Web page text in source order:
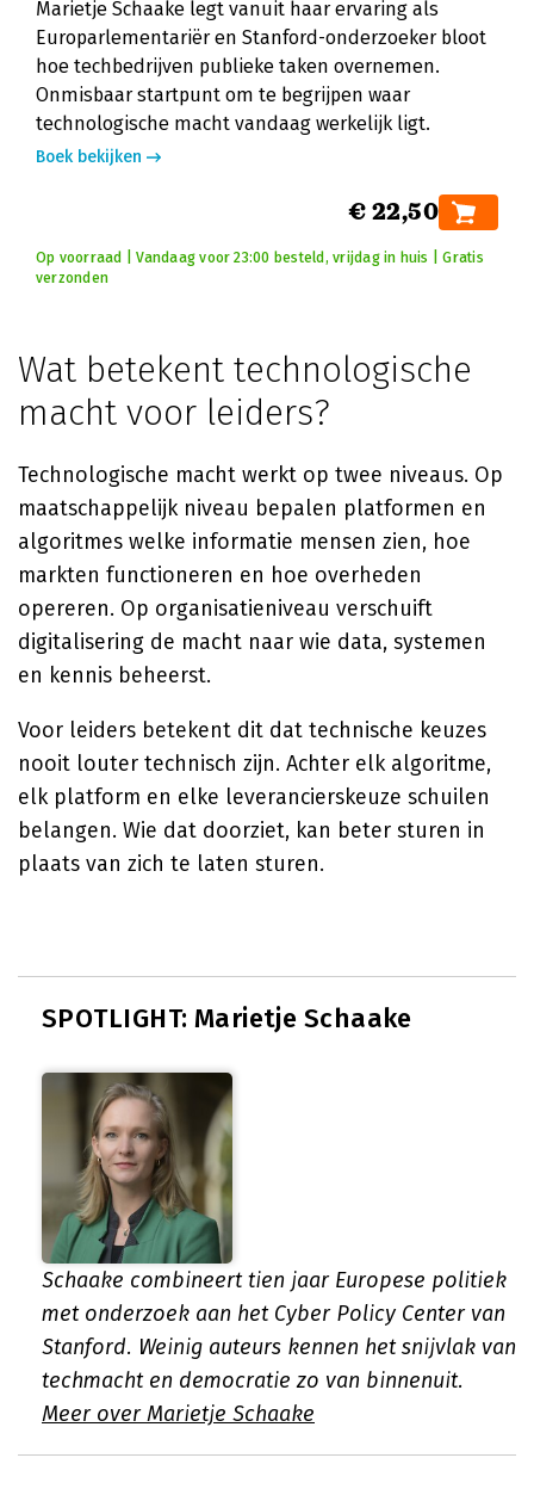
Marietje Schaake legt vanuit haar ervaring als
Europarlementariër en Stanford-onderzoeker bloot
hoe techbedrijven publieke taken overnemen.
Onmisbaar startpunt om te begrijpen waar
technologische macht vandaag werkelijk ligt.
Boek bekijken
€ 22,50
Op voorraad | Vandaag voor 23:00 besteld, vrijdag in huis | Gratis
verzonden
Wat betekent technologische
macht voor leiders?
Technologische macht werkt op twee niveaus. Op
maatschappelijk niveau bepalen platformen en
algoritmes welke informatie mensen zien, hoe
markten functioneren en hoe overheden
opereren. Op organisatieniveau verschuift
digitalisering de macht naar wie data, systemen
en kennis beheerst.
Voor leiders betekent dit dat technische keuzes
nooit louter technisch zijn. Achter elk algoritme,
elk platform en elke leverancierskeuze schuilen
belangen. Wie dat doorziet, kan beter sturen in
plaats van zich te laten sturen.
SPOTLIGHT: Marietje Schaake
Schaake combineert tien jaar Europese politiek
met onderzoek aan het Cyber Policy Center van
Stanford. Weinig auteurs kennen het snijvlak van
techmacht en democratie zo van binnenuit.
Meer over Marietje Schaake